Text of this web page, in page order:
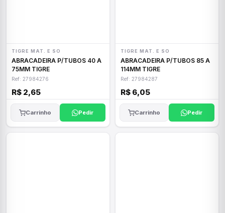
TIGRE MAT. E SO
ABRACADEIRA P/TUBOS 40 A
75MM TIGRE
Ref: 27984276
R$ 2,65
Carrinho Pedir
TIGRE MAT. E SO
ABRACADEIRA P/TUBOS 85 A
114MM TIGRE
Ref: 27984287
R$ 6,05
Carrinho Pedir